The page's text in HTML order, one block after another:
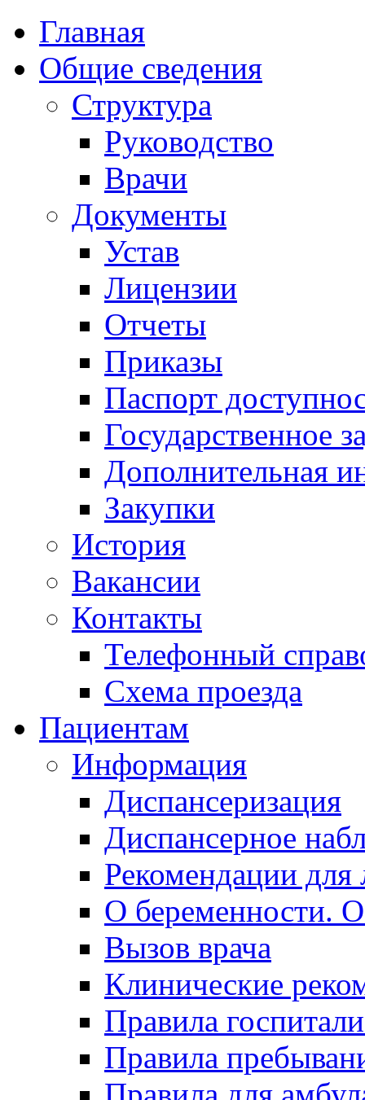
Главная
Общие сведения
Структура
Руководство
Врачи
Документы
Устав
Лицензии
Отчеты
Приказы
Паспорт
Государственное
Дополнительная
Закупки
История
Вакансии
Контакты
Телефонный
Схема проезда
Пациентам
Информация
Диспансеризация
Диспансерное
Рекомендации для
О беременности.
Вызов врача
Клинические
Правила
Правила